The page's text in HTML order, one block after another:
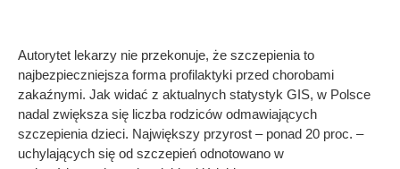
Autorytet lekarzy nie przekonuje, że szczepienia to
najbezpieczniejsza forma profilaktyki przed chorobami
zakaźnymi. Jak widać z aktualnych statystyk GIS, w Polsce
nadal zwiększa się liczba rodziców odmawiających
szczepienia dzieci. Największy przyrost – ponad 20 proc. –
uchylających się od szczepień odnotowano w